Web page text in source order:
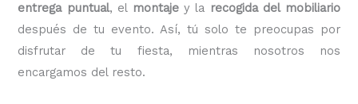
entrega puntual, el montajey la recogida del mobiliario
después de tu evento. Así, tú solo te preocupas por
disfrutar de tu fiesta, mientras nosotros nos
encargamos del resto.